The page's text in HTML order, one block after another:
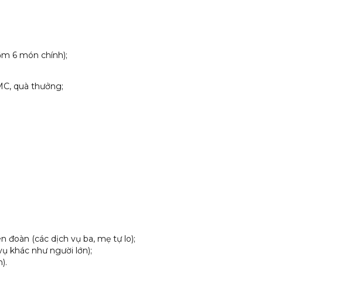
6 món chính);
quà thưởng;
đoàn (các dịch vụ ba, mẹ tự lo);
khác như người lớn);